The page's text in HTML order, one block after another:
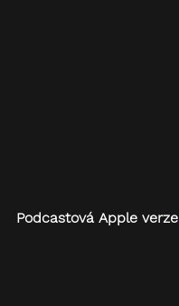
Podcastová Apple verze